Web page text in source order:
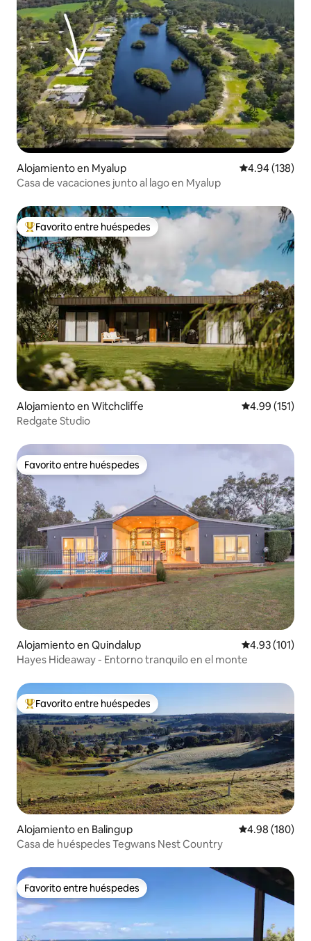
Alojamiento en Myalup Calificación
4.94 (138)
Casa de vacaciones junto al lago en Myalup
Favorito entre huéspedes preferido
Favorito entre huéspedes
Alojamiento en Witchcliffe Calificación
4.99 (151)
Redgate Studio
Favorito entre huéspedes
Favorito entre huéspedes
Alojamiento en Quindalup Calificación
4.93 (101)
Hayes Hideaway - Entorno tranquilo en el monte
Favorito entre huéspedes preferido
Favorito entre huéspedes
Alojamiento en Balingup Calificación
4.98 (180)
Casa de huéspedes Tegwans Nest Country
Favorito entre huéspedes
Favorito entre huéspedes